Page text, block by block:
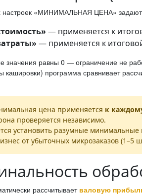
настроек «МИНИМАЛЬНАЯ ЦЕНА»
— применяется к
— применяется к
значения равны 0 — ограничение не
кашировки) программа сравнивает
цена применяется к
проверяется независимо.
установить разумные
от убыточных микрозаказов (1–5
рассчитывает валовую